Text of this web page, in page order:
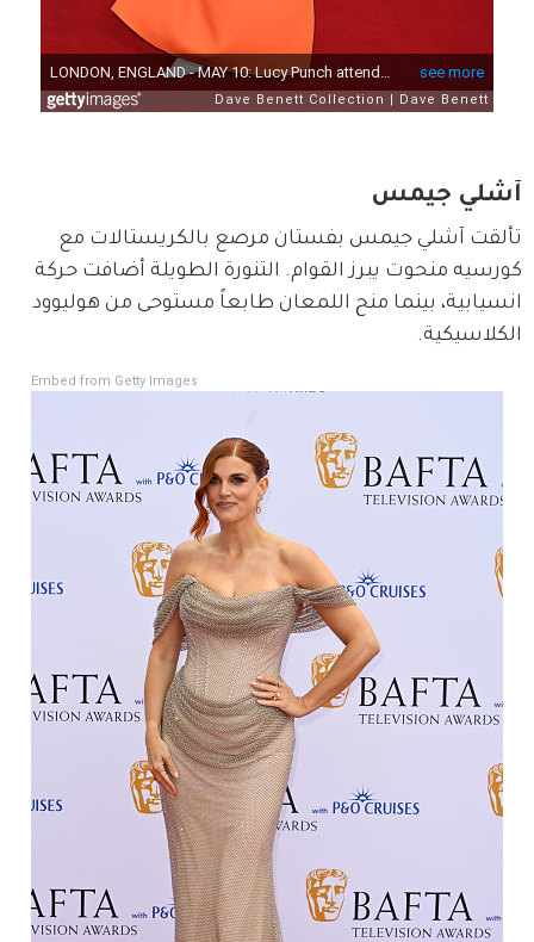
آشلي جيمس
تألقت آشلي جيمس بفستان مرصع بالكريستالات مع
كورسيه منحوت يبرز القوام. التنورة الطويلة أضافت حركة
انسيابية، بينما منح اللمعان طابعاً مستوحى من هوليوود
الكلاسيكية.
Embed from Getty Images